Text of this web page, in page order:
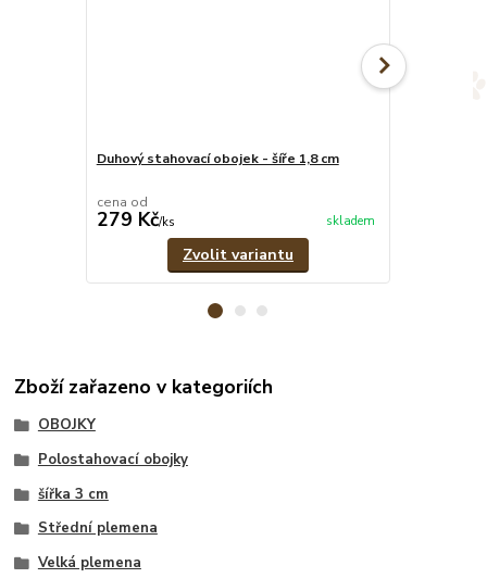
Duhový stahovací obojek - šíře 1,8 cm
cena od
279 Kč/ks skladem
Zvolit variantu
Zboží zařazeno v kategoriích
OBOJKY
Polostahovací obojky
šířka 3 cm
Střední plemena
Velká plemena